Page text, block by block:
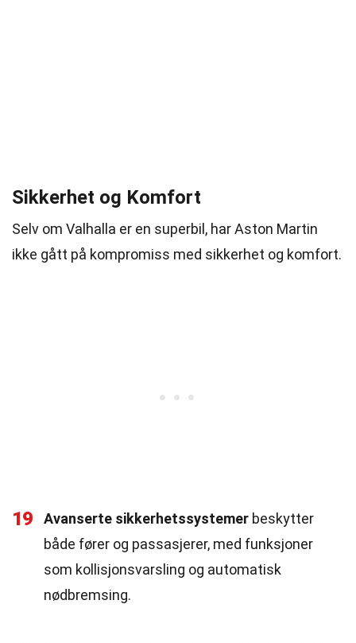
Sikkerhet og Komfort
Selv om Valhalla er en superbil, har Aston Martin
ikke gått på kompromiss med sikkerhet og komfort.
19 Avanserte sikkerhetssystemer beskytter
både fører og passasjerer, med funksjoner
som kollisjonsvarsling og automatisk
nødbremsing.